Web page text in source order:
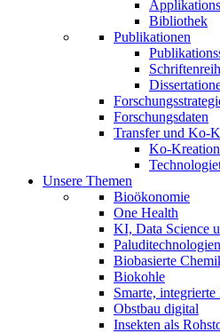
Bibliothek
Publikationen
Forschungsdaten
Transfer und Ko-
Ko-Kreation
Unsere Themen
Bioökonomie
One Health
KI, Data Science
Paluditechnologien
Biobasierte
Biokohle
Smarte,
Obstbau digital
Insekten als